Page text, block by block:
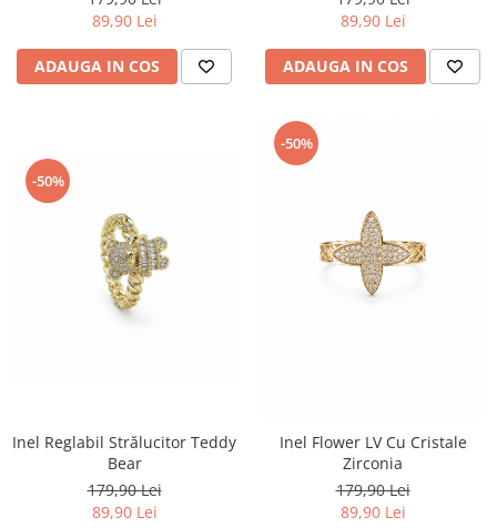
89,90 Lei
ADAUGA IN COS
89,90 Lei
ADAUGA IN COS
-50%
Inel Reglabil Strălucitor Teddy
Bear
179,90 Lei
89,90 Lei
-50%
Inel Flower LV Cu Cristale
Zirconia
179,90 Lei
89,90 Lei